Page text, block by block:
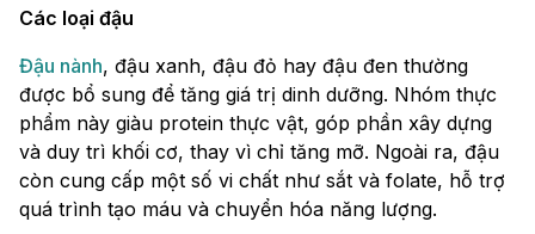
Các loại đậu
Đậu nành, đậu xanh, đậu đỏ hay đậu đen thường
được bổ sung để tăng giá trị dinh dưỡng. Nhóm thực
phẩm này giàu protein thực vật, góp phần xây dựng
và duy trì khối cơ, thay vì chỉ tăng mỡ. Ngoài ra, đậu
còn cung cấp một số vi chất như sắt và folate, hỗ trợ
quá trình tạo máu và chuyển hóa năng lượng.